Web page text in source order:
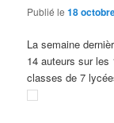
Publié le18
La semaine
14 auteurs sur
classes de 7